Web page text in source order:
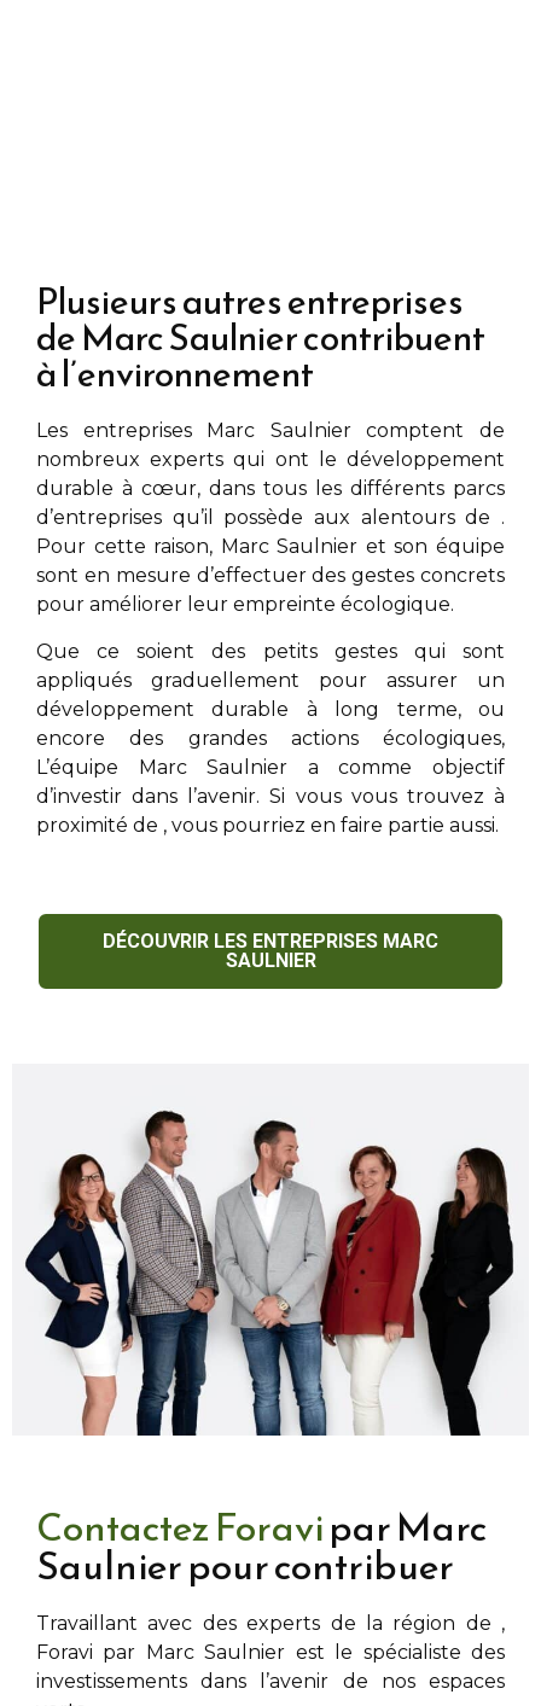
Plusieurs autres entreprises
de Marc Saulnier contribuent
à l’environnement
Les entreprises Marc Saulniercomptent de
nombreux experts qui ont le développement
durable à cœur, dans tous les différents parcs
d’entreprises qu’il possède aux alentours de .
Pour cette raison, Marc Saulnier et son équipe
sont en mesure d’effectuer des gestes concrets
pour améliorer leur empreinte écologique.
Que ce soient des petits gestes qui sont
appliqués graduellement pour assurer un
développement durable à long terme, ou
encore des grandes actions écologiques,
L’équipe Marc Saulnier a comme objectif
d’investir dans l’avenir. Si vous vous trouvez à
proximité de , vous pourriez en faire partie aussi.
DÉCOUVRIR LES ENTREPRISES MARC
SAULNIER
Contactez Foravipar Marc
Saulnier pour contribuer
Travaillant avec des experts de la région de ,
Foravi par Marc Saulnier est le spécialiste des
investissements dans l’avenir de nos espaces